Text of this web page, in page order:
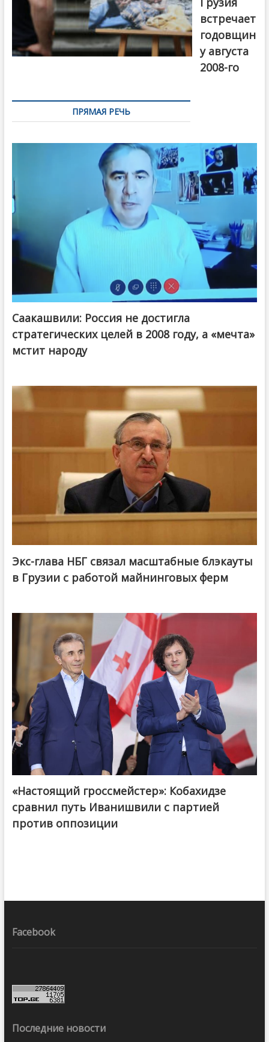
встречает
годовщин
у августа
2008-го
ПРЯМАЯ РЕЧЬ
Саакашвили: Россия не достигла
стратегических целей в 2008 году, а «мечта»
мстит народу
Экс-глава НБГ связал масштабные блэкауты
в Грузии с работой майнинговых ферм
@ქართული ოცნება / Georgian Dream
«Настоящий гроссмейстер»: Кобахидзе
сравнил путь Иванишвили с партией
против оппозиции
Facebook
Последние новости